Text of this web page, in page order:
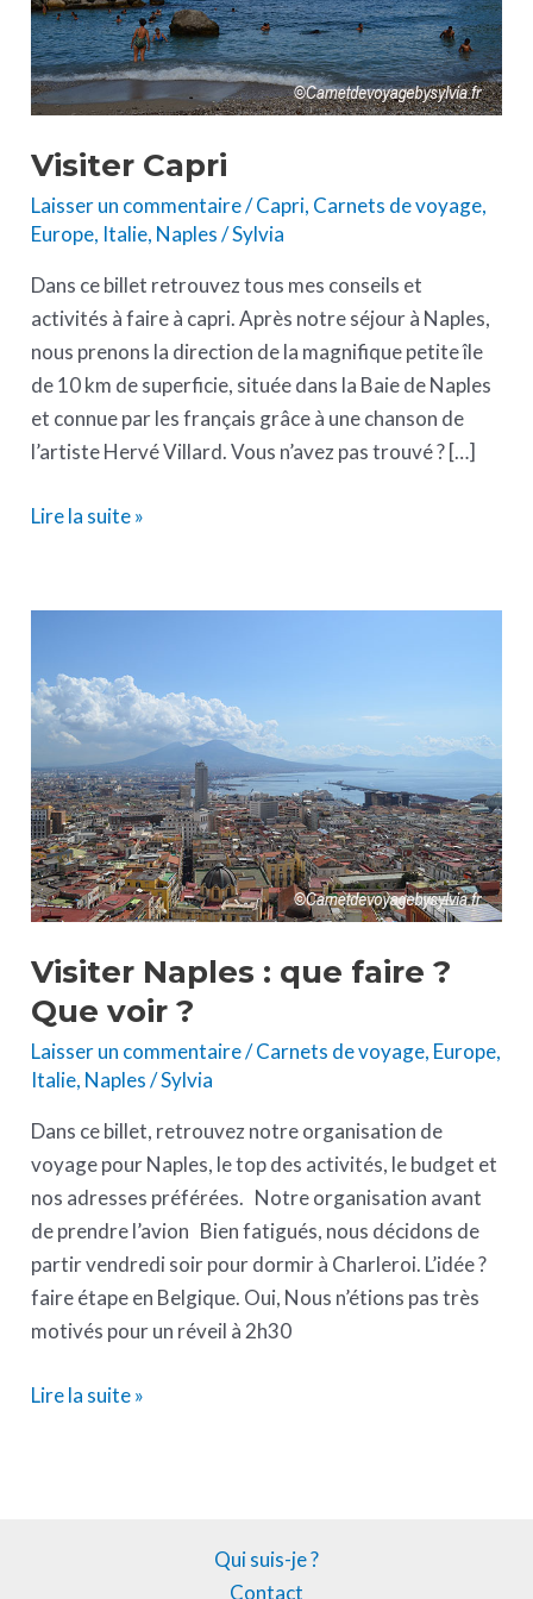
Visiter Capri
Laisser un commentaire/Capri, Carnets de voyage,
Europe, Italie, Naples/Sylvia
Dans ce billet retrouvez tous mes conseils et
activités à faire à capri. Après notre séjour à Naples,
nous prenons la direction de la magnifique petite île
de 10 km de superficie, située dans la Baie de Naples
et connue par les français grâce à une chanson de
l’artiste Hervé Villard. Vous n’avez pas trouvé ? […]
Lire la suite »
Visiter Naples : que faire ?
Que voir ?
Laisser un commentaire/Carnets de voyage, Europe,
Italie, Naples/Sylvia
Dans ce billet, retrouvez notre organisation de
voyage pour Naples, le top des activités, le budget et
nos adresses préférées. Notre organisation avant
de prendre l’avion Bien fatigués, nous décidons de
partir vendredi soir pour dormir à Charleroi. L’idée ?
faire étape en Belgique. Oui, Nous n’étions pas très
motivés pour un réveil à 2h30
:
que
?
Que
voir
?
Lire la suite »
Qui suis-je ?
Contact